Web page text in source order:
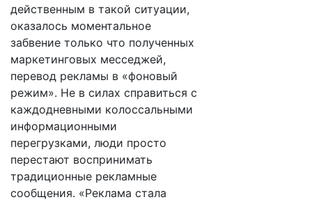
действенным в такой ситуации,
оказалось моментальное
забвение только что полученных
маркетинговых месседжей,
перевод рекламы в «фоновый
режим». Не в силах справиться с
каждодневными колоссальными
информационными
перегрузками, люди просто
перестают воспринимать
традиционные рекламные
сообщения. «Реклама стала